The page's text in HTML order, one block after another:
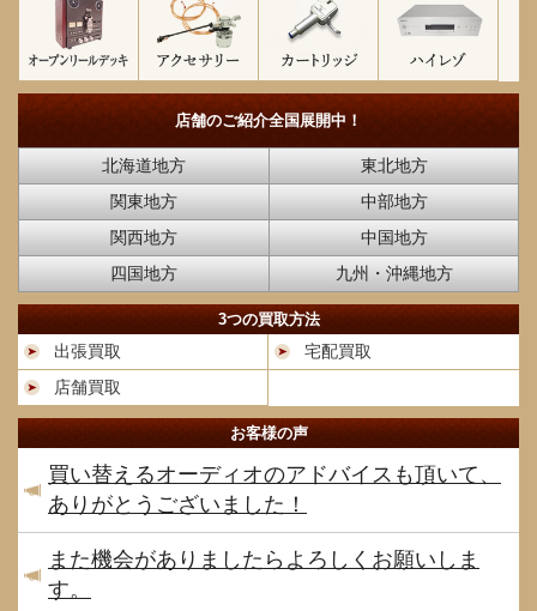
店舗のご紹介全国展開中！
北海道地方
東北地方
関東地方
中部地方
関西地方
中国地方
四国地方
九州・沖縄地方
3つの買取方法
出張買取
宅配買取
店舗買取
お客様の声
買い替えるオーディオのアドバイスも頂いて、
ありがとうございました！
また機会がありましたらよろしくお願いしま
す。